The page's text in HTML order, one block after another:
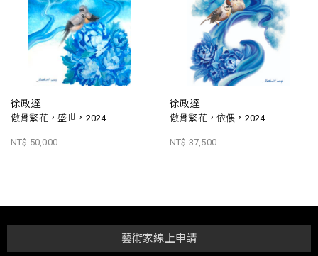
徐政達
傲骨繁花，盛世，2024
NT$ 50,000
徐政達
傲骨繁花，依偎，2024
NT$ 37,500
藝術家線上申請